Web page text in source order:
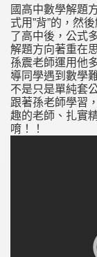
國高中數學解題
式用”背”的，然
了高中後，公式
解題方向著重在
孫震老師運用他
導同學遇到數學
不是只是單純套
跟著孫老師學習
趣的老師、扎實
唷！！